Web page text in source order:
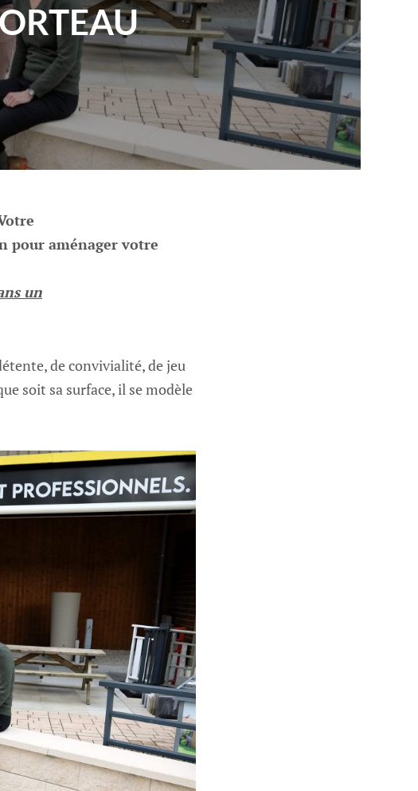
pour aménager votre
un
de convivialité, de jeu
soit sa surface, il se modèle